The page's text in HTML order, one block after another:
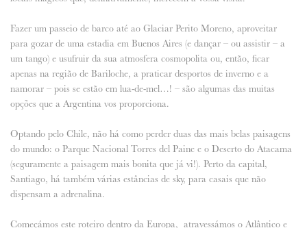
Fazer um passeio de barco até ao Glaciar Perito Moreno, aproveitar
para gozar de uma estadia em Buenos Aires (e dançar – ou assistir – a
um tango) e usufruir da sua atmosfera cosmopolita ou, então, ficar
apenas na região de Bariloche, a praticar desportos de inverno e a
namorar – pois se estão em lua-de-mel…! – são algumas das muitas
opções que a Argentina vos proporciona.
Optando pelo Chile, não há como perder duas das mais belas paisagens
do mundo: o Parque Nacional Torres del Paine e o Deserto do Atacama
(seguramente a paisagem mais bonita que já vi!). Perto da capital,
Santiago, há também várias estâncias de sky, para casais que não
dispensam a adrenalina.
Começámos este roteiro dentro da Europa, atravessámos o Atlântico e